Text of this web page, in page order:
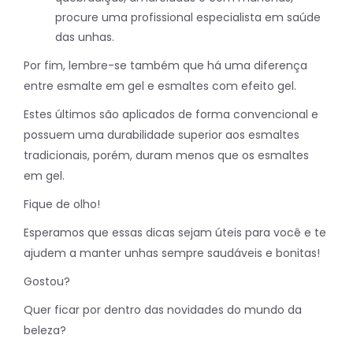
procure uma profissional especialista em saúde
das unhas.
Por fim, lembre-se também que há uma diferença
entre esmalte em gel e esmaltes com efeito gel.
Estes últimos são aplicados de forma convencional e
possuem uma durabilidade superior aos esmaltes
tradicionais, porém, duram menos que os esmaltes
em gel.
Fique de olho!
Esperamos que essas dicas sejam úteis para você e te
ajudem a manter unhas sempre saudáveis e bonitas!
Gostou?
Quer ficar por dentro das novidades do mundo da
beleza?